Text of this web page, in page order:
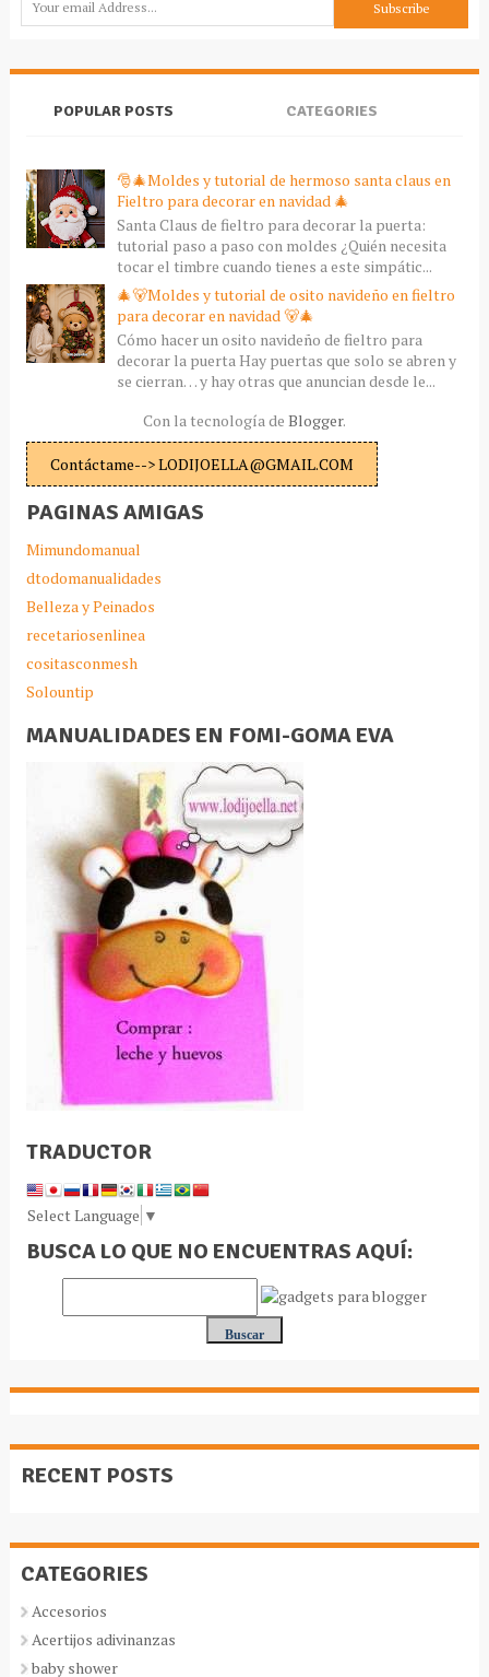
POPULAR POSTS CATEGORIES
🎅🎄Moldes y tutorial de hermoso santa claus en
Fieltro para decorar en navidad 🎄
Santa Claus de fieltro para decorar la puerta:
tutorial paso a paso con moldes ¿Quién necesita
tocar el timbre cuando tienes a este simpátic...
🎄🐻Moldes y tutorial de osito navideño en fieltro
para decorar en navidad 🐻🎄
Cómo hacer un osito navideño de fieltro para
decorar la puerta Hay puertas que solo se abren y
se cierran… y hay otras que anuncian desde le...
Con la tecnología de Blogger.
Contáctame--> LODIJOELLA@GMAIL.COM
PAGINAS AMIGAS
Mimundomanual
dtodomanualidades
Belleza y Peinados
recetariosenlinea
cositasconmesh
Solountip
MANUALIDADES EN FOMI-GOMA EVA
TRADUCTOR
Select Language ▼
BUSCA LO QUE NO ENCUENTRAS AQUÍ:
RECENT POSTS
CATEGORIES
Accesorios
Acertijos adivinanzas
baby shower